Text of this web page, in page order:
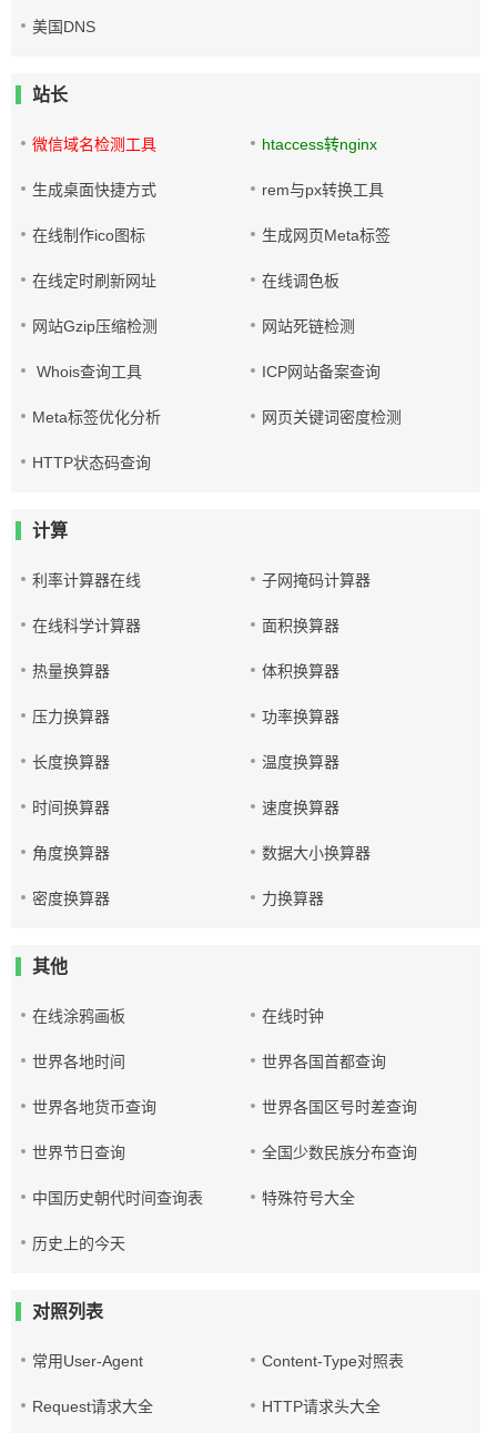
美国DNS
站长
微信域名检测工具 htaccess转nginx
生成桌面快捷方式 rem与px转换工具
在线制作ico图标 生成网页Meta标签
在线定时刷新网址 在线调色板
网站Gzip压缩检测 网站死链检测
Whois查询工具 ICP网站备案查询
Meta标签优化分析 网页关键词密度检测
HTTP状态码查询
计算
利率计算器在线 子网掩码计算器
在线科学计算器 面积换算器
热量换算器 体积换算器
压力换算器 功率换算器
长度换算器 温度换算器
时间换算器 速度换算器
角度换算器 数据大小换算器
密度换算器 力换算器
其他
在线涂鸦画板 在线时钟
世界各地时间 世界各国首都查询
世界各地货币查询 世界各国区号时差查询
世界节日查询 全国少数民族分布查询
中国历史朝代时间查询表 特殊符号大全
历史上的今天
对照列表
常用User-Agent Content-Type对照表
Request请求大全 HTTP请求头大全